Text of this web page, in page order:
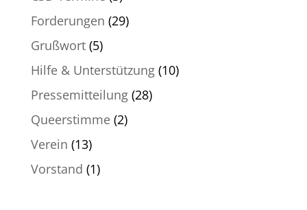
Forderungen (29)
Grußwort(5)
Hilfe & Unterstützung(10)
Pressemitteilung(28)
Queerstimme(2)
Verein (13)
Vorstand (1)